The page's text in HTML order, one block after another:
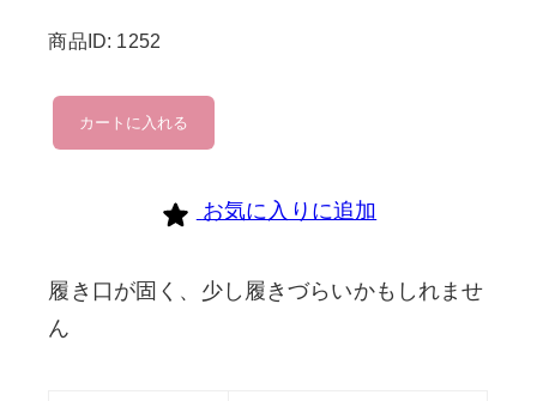
商品ID: 1252
VANS
個
カートに入れる
お気に入りに追加
履き口が固く、少し履きづらいかもしれませ
ん